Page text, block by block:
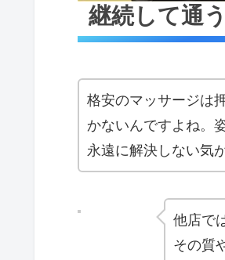
継続して通
格安のマッサージは
かないんですよね。
永遠に解決しない気
他店で
その質